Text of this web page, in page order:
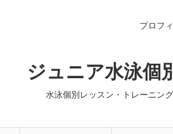
ジュニア水泳個
水泳個別レッスン・トレーニン
プロフ